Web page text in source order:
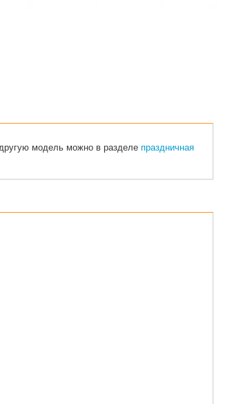
модель можно в разделе праздничная